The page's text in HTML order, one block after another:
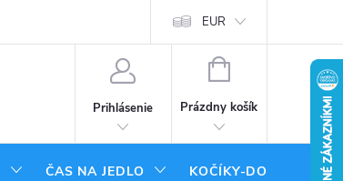
EUR
Prihlásenie
NÁKUPNÝ
Prázdny košík
ČAS NA JEDLO KOČÍKY-DOPLNKY